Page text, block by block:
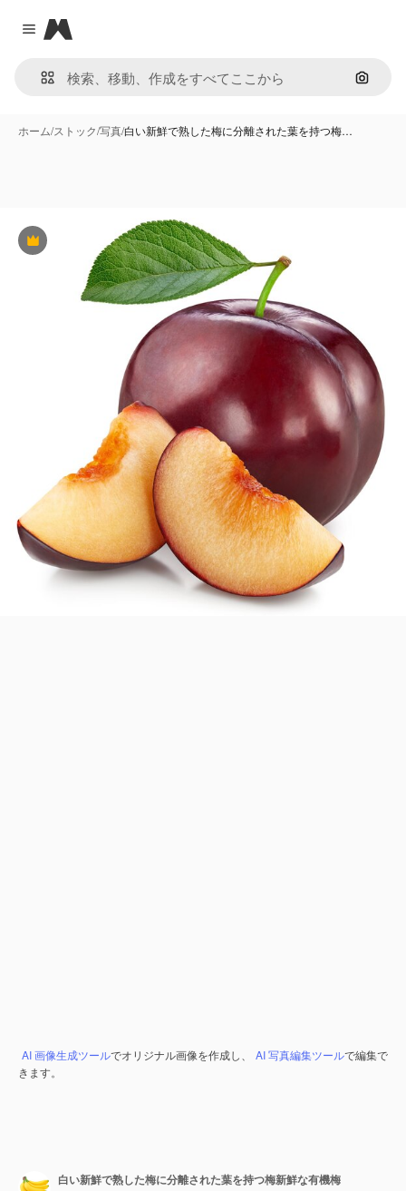
Close menu
Magnific
画像で
ホーム/ストック/写真/白い新鮮で熟した梅に分離された葉を持つ梅…
Premium
AI 画像生成ツールでオリジナル画像を作成し、 AI 写真編集ツールで編集で
きます。
白い新鮮で熟した梅に分離された葉を持つ梅新鮮な有機梅